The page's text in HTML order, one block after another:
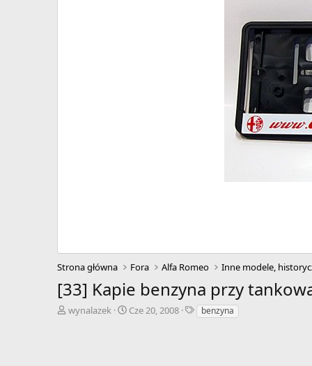
Strona główna Fora Alfa Romeo Inne modele,
[33] Kapie benzyna przy
A
wynalazek
D
Cze 20, 2008
Tbenzyna